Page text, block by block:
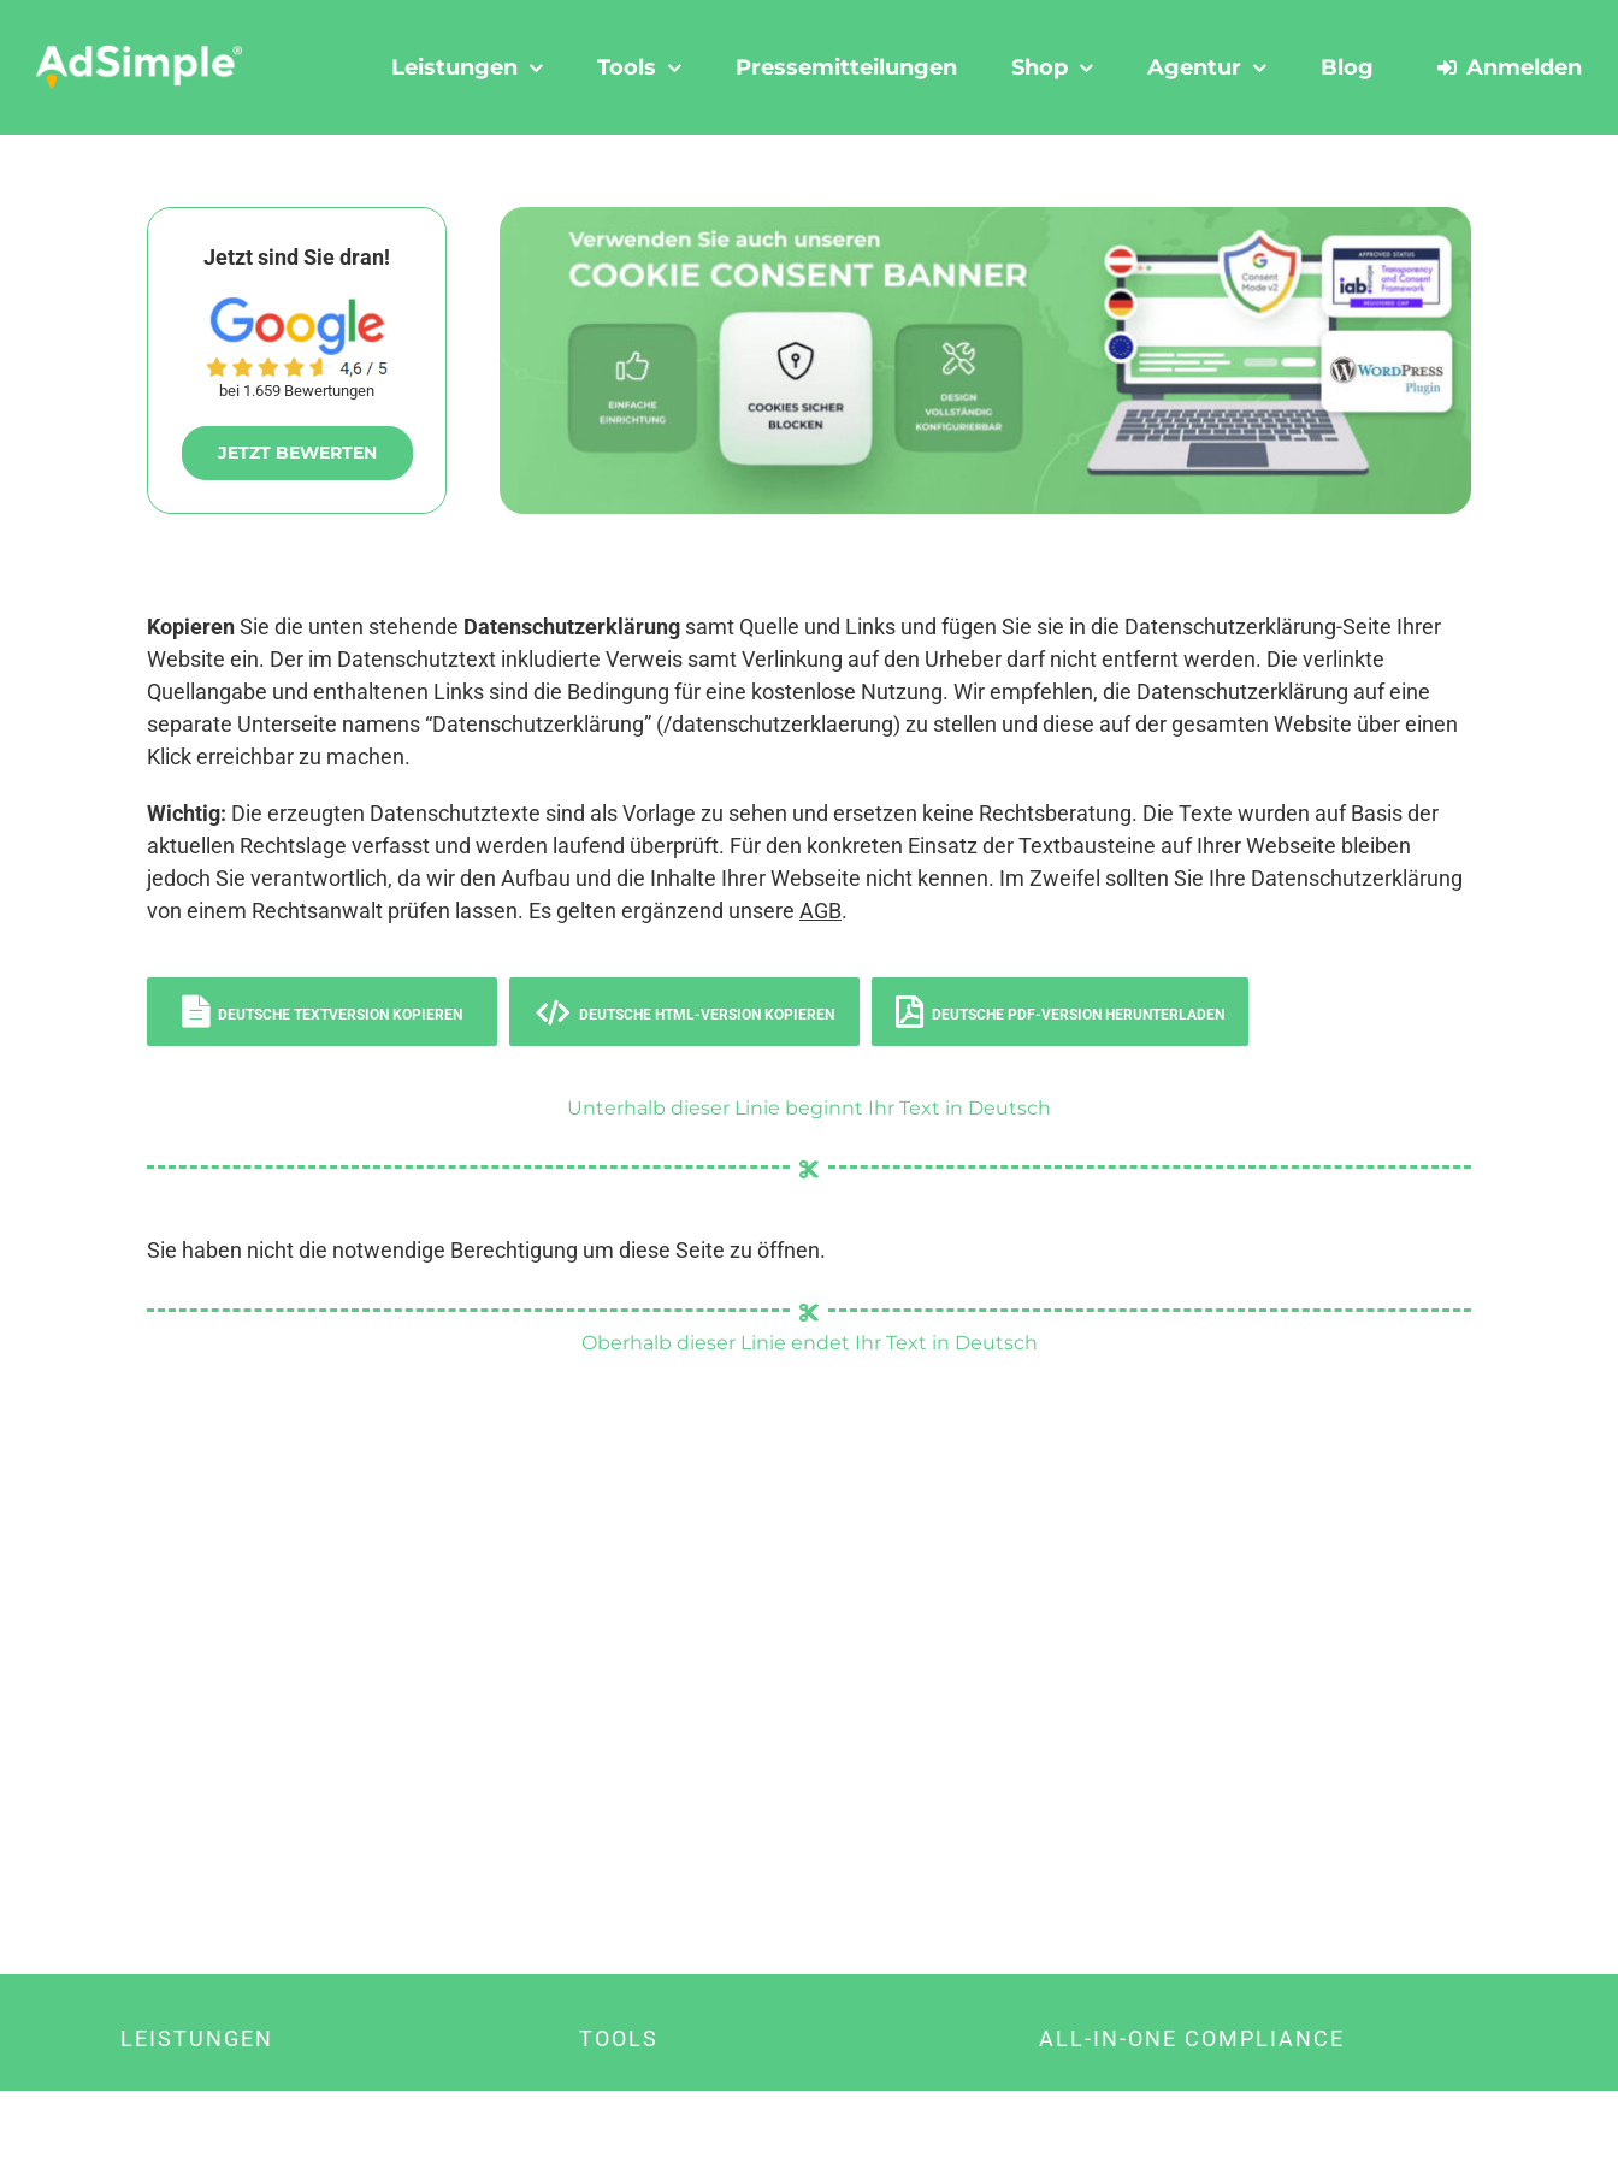
content
Leistungen Tools Pressemitteilungen Shop Agentur Blog Anmelden
Jetzt sind Sie dran!
bei 1.659 Bewertungen
JETZT BEWERTEN
KopierenSie die unten stehende Datenschutzerklärung samt Quelle und Links und fügen Sie sie in die Datenschutzerklärung-Seite Ihrer
Website ein. Der im Datenschutztext inkludierte Verweis samt Verlinkung auf den Urheber darf nicht entfernt werden. Die verlinkte
Quellangabe und enthaltenen Links sind die Bedingung für eine kostenlose Nutzung. Wir empfehlen, die Datenschutzerklärung auf eine
separate Unterseite namens “Datenschutzerklärung” (/datenschutzerklaerung) zu stellen und diese auf der gesamten Website über einen
Klick erreichbar zu machen.
Wichtig: Die erzeugten Datenschutztexte sind als Vorlage zu sehen und ersetzen keine Rechtsberatung. Die Texte wurden auf Basis der
aktuellen Rechtslage verfasst und werden laufend überprüft. Für den konkreten Einsatz der Textbausteine auf Ihrer Webseite bleiben
jedoch Sie verantwortlich, da wir den Aufbau und die Inhalte Ihrer Webseite nicht kennen. Im Zweifel sollten Sie Ihre Datenschutzerklärung
von einem Rechtsanwalt prüfen lassen. Es gelten ergänzend unsere AGB.
DEUTSCHE TEXTVERSION KOPIEREN DEUTSCHE HTML-VERSION KOPIEREN DEUTSCHE PDF-VERSION HERUNTERLADEN
Unterhalb dieser Linie beginnt Ihr Text in Deutsch
Sie haben nicht die notwendige Berechtigung um diese Seite zu öffnen.
Oberhalb dieser Linie endet Ihr Text in Deutsch
LEISTUNGEN TOOLS ALL-IN-ONE COMPLIANCE